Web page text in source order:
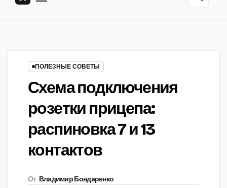
ПОЛЕЗНЫЕ СОВЕТЫ
Схема подключения
розетки прицепа:
распиновка 7 и 13
контактов
От Владимир Бондаренко